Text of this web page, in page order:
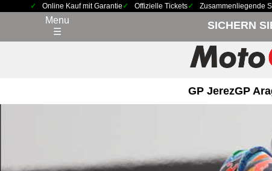
Online Kauf mit Garantie Offizielle Tickets Zusammenliegende
Menu
☰
SICHERN
GP JerezGP